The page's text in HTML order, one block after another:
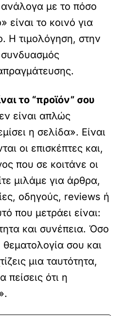
ανάλογα με το πόσο
είναι το κοινό για
Η τιμολόγηση, στην
συνδυασμός
το “προϊόν” σου
είναι απλώς
η σελίδα». Είναι
οι επισκέπτες και,
που σε κοιτάνε οι
μιλάμε για άρθρα,
οδηγούς, reviews ή
που μετράει είναι:
και συνέπεια. Όσο
θεματολογία σου και
μια ταυτότητα,
πείσεις ότι η